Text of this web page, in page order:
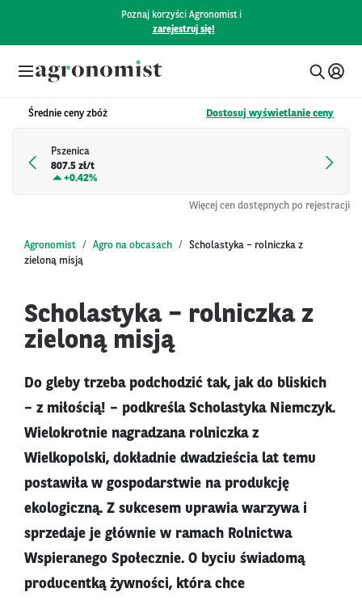
Poznaj korzyści Agronomist i
zarejestruj się!
Średnie ceny zbóż Dostosuj wyświetlanie ceny
Pszenica
807.5 zł/t
+0.42%
Więcej cen dostępnych po rejestracji
Agronomist Agro na obcasach
Scholastyka – rolniczka z
zieloną misją
Scholastyka – rolniczka z
zieloną misją
Do gleby trzeba podchodzić tak, jak do bliskich
– z miłością! – podkreśla Scholastyka Niemczyk.
Wielokrotnie nagradzana rolniczka z
Wielkopolski, dokładnie dwadzieścia lat temu
postawiła w gospodarstwie na produkcję
ekologiczną. Z sukcesem uprawia warzywa i
sprzedaje je głównie w ramach Rolnictwa
Wspieranego Społecznie. O byciu świadomą
producentką żywności, która chce